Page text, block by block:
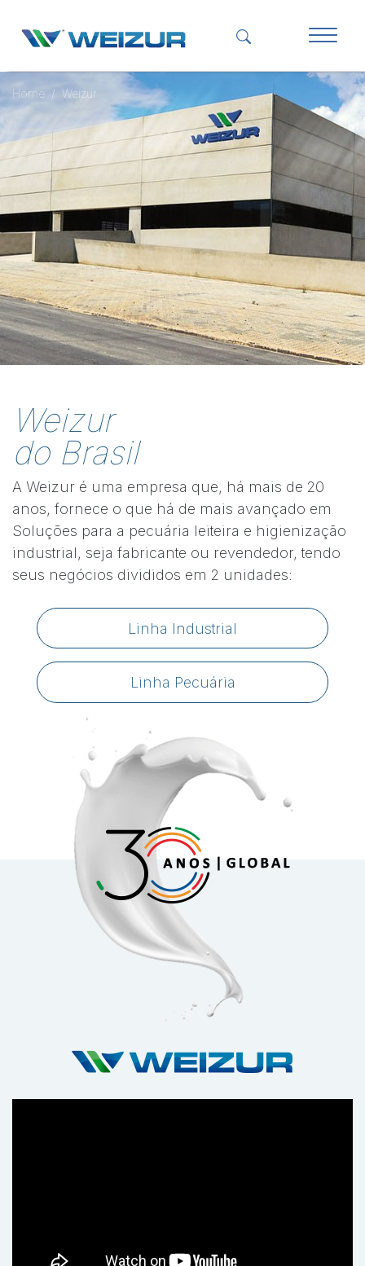
Home Weizur
Weizur
do Brasil
A Weizur é uma empresa que, há mais de 20
anos, fornece o que há de mais avançado em
Soluções para a pecuária leiteira e higienização
industrial, seja fabricante ou revendedor, tendo
seus negócios divididos em 2 unidades:
Linha Industrial
Linha Pecuária